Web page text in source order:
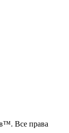
Все права